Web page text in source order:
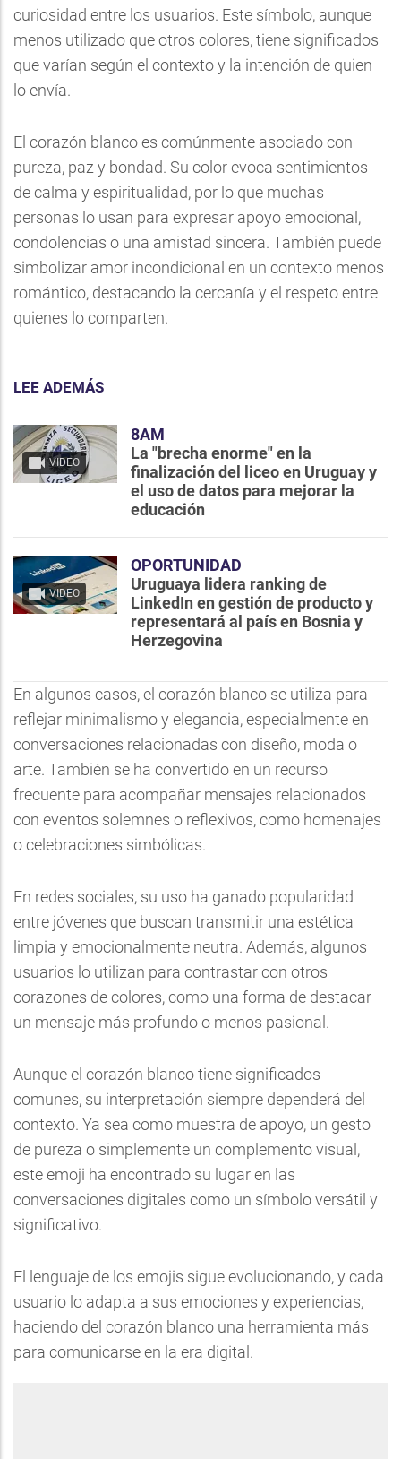
curiosidad entre los usuarios. Este símbolo, aunque
menos utilizado que otros colores, tiene significados
que varían según el contexto y la intención de quien
lo envía.
El corazón blanco es comúnmente asociado con
pureza, paz y bondad. Su color evoca sentimientos
de calma y espiritualidad, por lo que muchas
personas lo usan para expresar apoyo emocional,
condolencias o una amistad sincera. También puede
simbolizar amor incondicional en un contexto menos
romántico, destacando la cercanía y el respeto entre
quienes lo comparten.
LEE ADEMÁS
VIDEO
8AM
La "brecha enorme" en la
finalización del liceo en Uruguay y
el uso de datos para mejorar la
educación
VIDEO
OPORTUNIDAD
Uruguaya lidera ranking de
LinkedIn en gestión de producto y
representará al país en Bosnia y
Herzegovina
En algunos casos, el corazón blanco se utiliza para
reflejar minimalismo y elegancia, especialmente en
conversaciones relacionadas con diseño, moda o
arte. También se ha convertido en un recurso
frecuente para acompañar mensajes relacionados
con eventos solemnes o reflexivos, como homenajes
o celebraciones simbólicas.
En redes sociales, su uso ha ganado popularidad
entre jóvenes que buscan transmitir una estética
limpia y emocionalmente neutra. Además, algunos
usuarios lo utilizan para contrastar con otros
corazones de colores, como una forma de destacar
un mensaje más profundo o menos pasional.
Aunque el corazón blanco tiene significados
comunes, su interpretación siempre dependerá del
contexto. Ya sea como muestra de apoyo, un gesto
de pureza o simplemente un complemento visual,
este emoji ha encontrado su lugar en las
conversaciones digitales como un símbolo versátil y
significativo.
El lenguaje de los emojis sigue evolucionando, y cada
usuario lo adapta a sus emociones y experiencias,
haciendo del corazón blanco una herramienta más
para comunicarse en la era digital.